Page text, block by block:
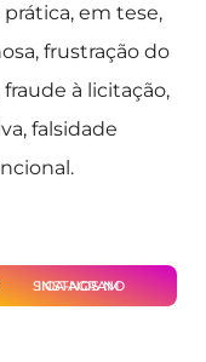
em tese,
frustração do
à licitação,
falsidade
SIGA-NOS NO INSTAGRAM